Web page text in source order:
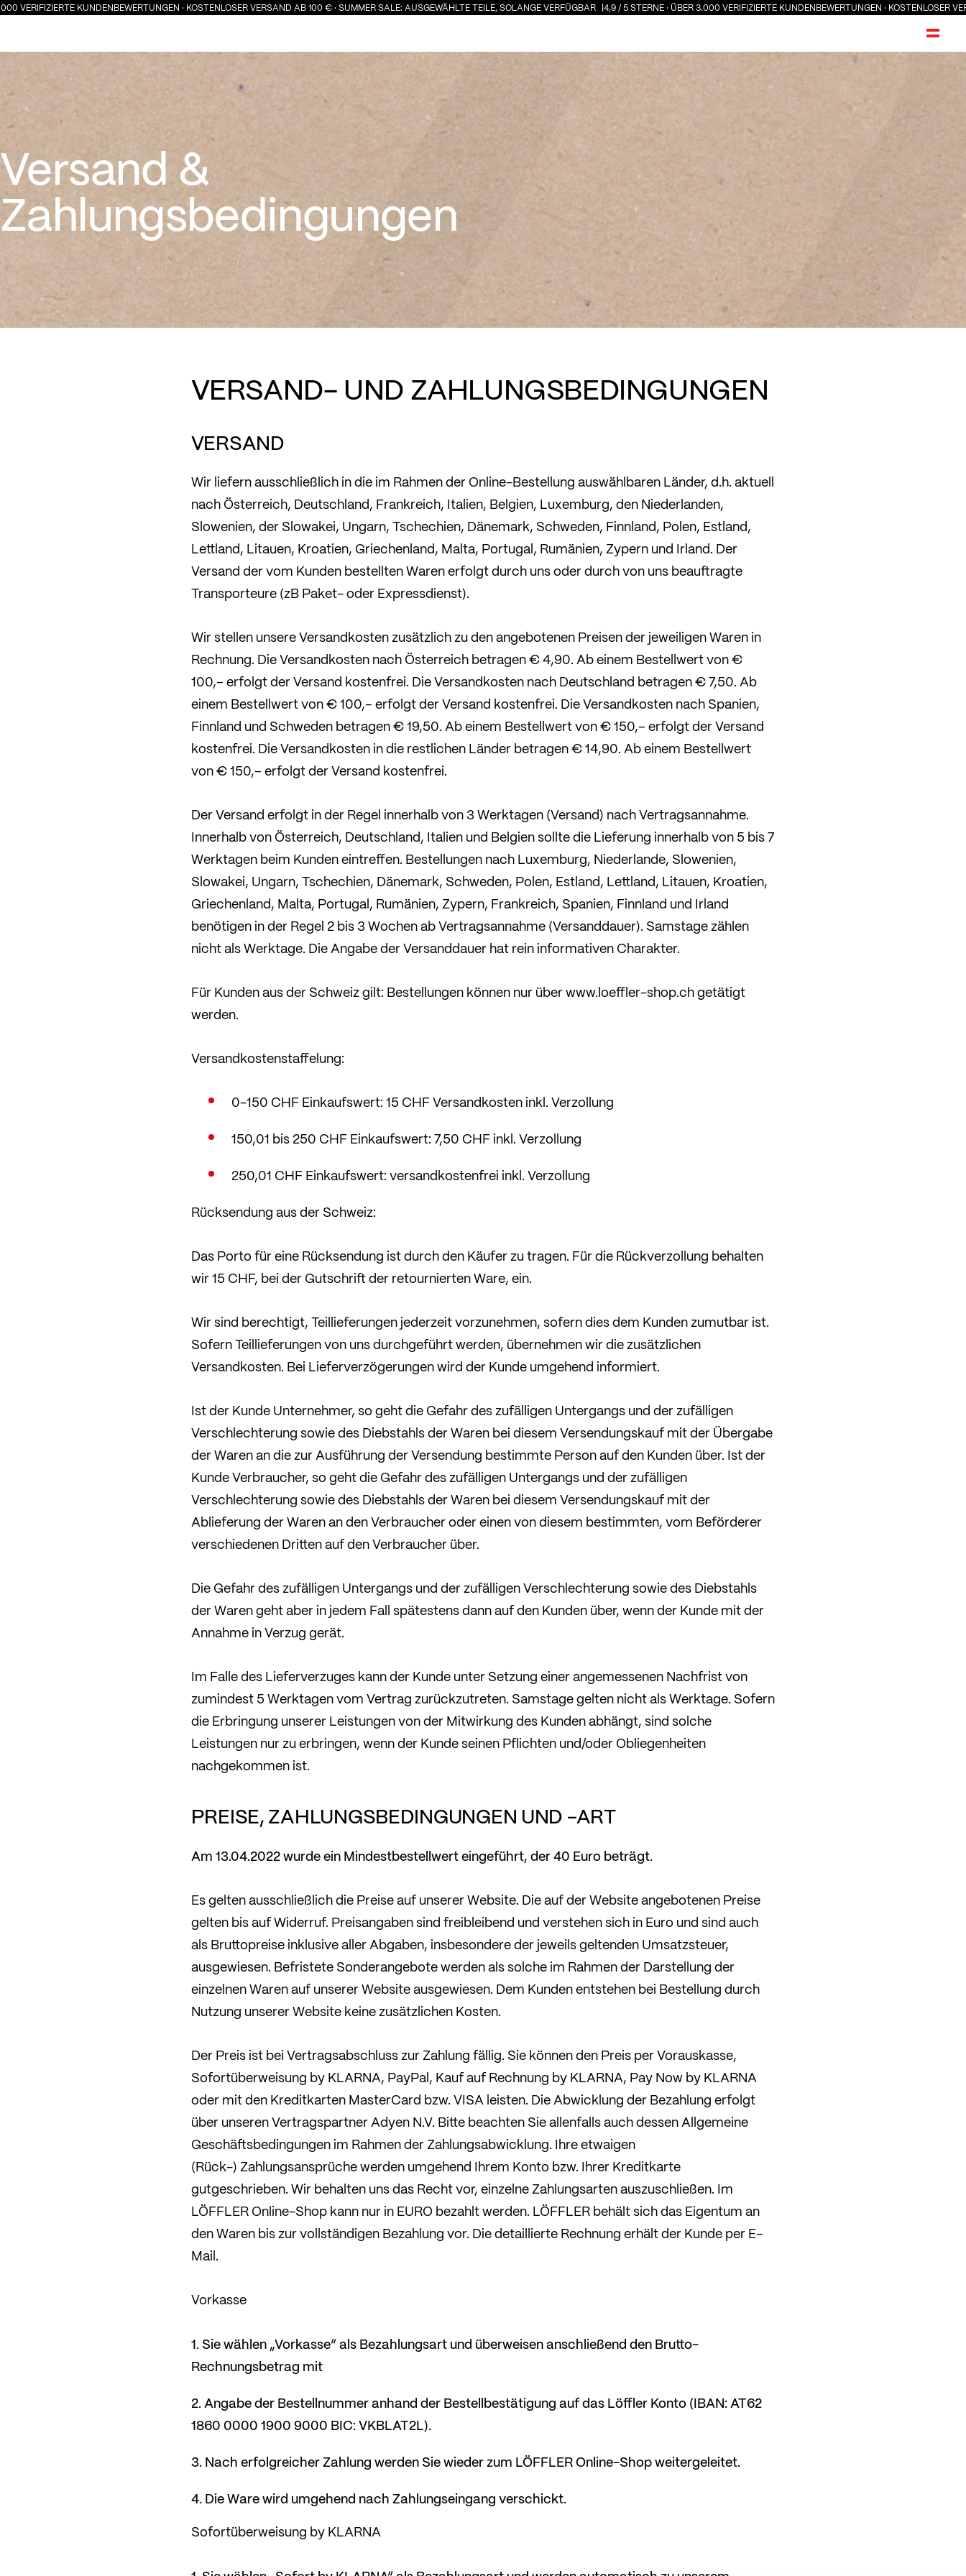
KUNDENBEWERTUNGEN · KOSTENLOSER VERSAND AB 100 € · SUMMER SALE: AUSGEWÄHLTE TEILE, SOLANGE VERFÜGBAR 4,9 / 5 STERNE · ÜBER 3.000 VERIFIZIERTE KUNDENBEWERTUNGEN · KOSTENLOSER VERSAND
Versand &
Zahlungsbedingungen
Versand &
Zahlungsbedingungen
VERSAND- UND ZAHLUNGSBEDINGUNGEN
VERSAND
Wir liefern ausschließlich in die im Rahmen der Online-Bestellung auswählbaren Länder, d.h. aktuell
nach Österreich, Deutschland, Frankreich, Italien, Belgien, Luxemburg, den Niederlanden,
Slowenien, der Slowakei, Ungarn, Tschechien, Dänemark, Schweden, Finnland, Polen, Estland,
Lettland, Litauen, Kroatien, Griechenland, Malta, Portugal, Rumänien, Zypern und Irland. Der
Versand der vom Kunden bestellten Waren erfolgt durch uns oder durch von uns beauftragte
Transporteure (zB Paket- oder Expressdienst).
Wir stellen unsere Versandkosten zusätzlich zu den angebotenen Preisen der jeweiligen Waren in
Rechnung. Die Versandkosten nach Österreich betragen € 4,90. Ab einem Bestellwert von €
100,– erfolgt der Versand kostenfrei. Die Versandkosten nach Deutschland betragen € 7,50. Ab
einem Bestellwert von € 100,– erfolgt der Versand kostenfrei. Die Versandkosten nach Spanien,
Finnland und Schweden betragen € 19,50. Ab einem Bestellwert von € 150,– erfolgt der Versand
kostenfrei. Die Versandkosten in die restlichen Länder betragen € 14,90. Ab einem Bestellwert
von € 150,– erfolgt der Versand kostenfrei.
Der Versand erfolgt in der Regel innerhalb von 3 Werktagen (Versand) nach Vertragsannahme.
Innerhalb von Österreich, Deutschland, Italien und Belgien sollte die Lieferung innerhalb von 5 bis 7
Werktagen beim Kunden eintreffen. Bestellungen nach Luxemburg, Niederlande, Slowenien,
Slowakei, Ungarn, Tschechien, Dänemark, Schweden, Polen, Estland, Lettland, Litauen, Kroatien,
Griechenland, Malta, Portugal, Rumänien, Zypern, Frankreich, Spanien, Finnland und Irland
benötigen in der Regel 2 bis 3 Wochen ab Vertragsannahme (Versanddauer). Samstage zählen
nicht als Werktage. Die Angabe der Versanddauer hat rein informativen Charakter.
Für Kunden aus der Schweiz gilt: Bestellungen können nur über www.loeffler-shop.ch getätigt
werden.
Versandkostenstaffelung:
0-150 CHF Einkaufswert: 15 CHF Versandkosten inkl. Verzollung
150,01 bis 250 CHF Einkaufswert: 7,50 CHF inkl. Verzollung
250,01 CHF Einkaufswert: versandkostenfrei inkl. Verzollung
Rücksendung aus der Schweiz:
Das Porto für eine Rücksendung ist durch den Käufer zu tragen. Für die Rückverzollung behalten
wir 15 CHF, bei der Gutschrift der retournierten Ware, ein.
Wir sind berechtigt, Teillieferungen jederzeit vorzunehmen, sofern dies dem Kunden zumutbar ist.
Sofern Teillieferungen von uns durchgeführt werden, übernehmen wir die zusätzlichen
Versandkosten. Bei Lieferverzögerungen wird der Kunde umgehend informiert.
Ist der Kunde Unternehmer, so geht die Gefahr des zufälligen Untergangs und der zufälligen
Verschlechterung sowie des Diebstahls der Waren bei diesem Versendungskauf mit der Übergabe
der Waren an die zur Ausführung der Versendung bestimmte Person auf den Kunden über. Ist der
Kunde Verbraucher, so geht die Gefahr des zufälligen Untergangs und der zufälligen
Verschlechterung sowie des Diebstahls der Waren bei diesem Versendungskauf mit der
Ablieferung der Waren an den Verbraucher oder einen von diesem bestimmten, vom Beförderer
verschiedenen Dritten auf den Verbraucher über.
Die Gefahr des zufälligen Untergangs und der zufälligen Verschlechterung sowie des Diebstahls
der Waren geht aber in jedem Fall spätestens dann auf den Kunden über, wenn der Kunde mit der
Annahme in Verzug gerät.
Im Falle des Lieferverzuges kann der Kunde unter Setzung einer angemessenen Nachfrist von
zumindest 5 Werktagen vom Vertrag zurückzutreten. Samstage gelten nicht als Werktage. Sofern
die Erbringung unserer Leistungen von der Mitwirkung des Kunden abhängt, sind solche
Leistungen nur zu erbringen, wenn der Kunde seinen Pflichten und/oder Obliegenheiten
nachgekommen ist.
PREISE, ZAHLUNGSBEDINGUNGEN UND -ART
Am 13.04.2022 wurde ein Mindestbestellwert eingeführt, der 40 Euro beträgt.
Es gelten ausschließlich die Preise auf unserer Website. Die auf der Website angebotenen Preise
gelten bis auf Widerruf. Preisangaben sind freibleibend und verstehen sich in Euro und sind auch
als Bruttopreise inklusive aller Abgaben, insbesondere der jeweils geltenden Umsatzsteuer,
ausgewiesen. Befristete Sonderangebote werden als solche im Rahmen der Darstellung der
einzelnen Waren auf unserer Website ausgewiesen. Dem Kunden entstehen bei Bestellung durch
Nutzung unserer Website keine zusätzlichen Kosten.
Der Preis ist bei Vertragsabschluss zur Zahlung fällig. Sie können den Preis per Vorauskasse,
Sofortüberweisung by KLARNA, PayPal, Kauf auf Rechnung by KLARNA, Pay Now by KLARNA
oder mit den Kreditkarten MasterCard bzw. VISA leisten. Die Abwicklung der Bezahlung erfolgt
über unseren Vertragspartner Adyen N.V. Bitte beachten Sie allenfalls auch dessen Allgemeine
Geschäftsbedingungen im Rahmen der Zahlungsabwicklung. Ihre etwaigen
(Rück-) Zahlungsansprüche werden umgehend Ihrem Konto bzw. Ihrer Kreditkarte
gutgeschrieben. Wir behalten uns das Recht vor, einzelne Zahlungsarten auszuschließen. Im
LÖFFLER Online-Shop kann nur in EURO bezahlt werden. LÖFFLER behält sich das Eigentum an
den Waren bis zur vollständigen Bezahlung vor. Die detaillierte Rechnung erhält der Kunde per E-
Mail.
Vorkasse
Sie wählen „Vorkasse“ als Bezahlungsart und überweisen anschließend den Brutto-
Rechnungsbetrag mit
Angabe der Bestellnummer anhand der Bestellbestätigung auf das Löffler Konto (IBAN: AT62
1860 0000 1900 9000 BIC: VKBLAT2L).
Nach erfolgreicher Zahlung werden Sie wieder zum LÖFFLER Online-Shop weitergeleitet.
Die Ware wird umgehend nach Zahlungseingang verschickt.
Sofortüberweisung by KLARNA